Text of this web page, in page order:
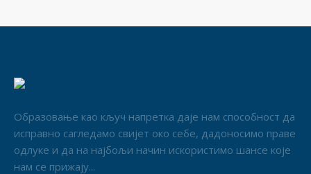
Образовање као кључ напретка даје нам способност да
исправно сагледамо свијет око себе, дадоносимо праве
одлуке и да на најбољи начин искористимо шансе које
нам се прижају...